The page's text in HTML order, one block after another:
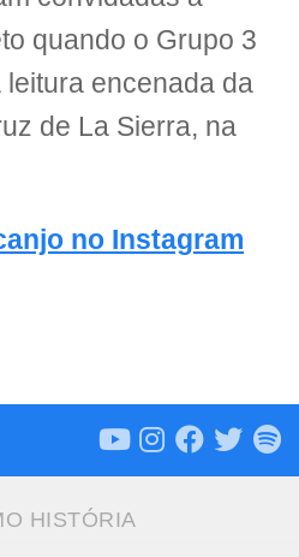
quando o Grupo 3
leitura encenada da
de La Sierra, na
no Instagram
HISTÓRIA